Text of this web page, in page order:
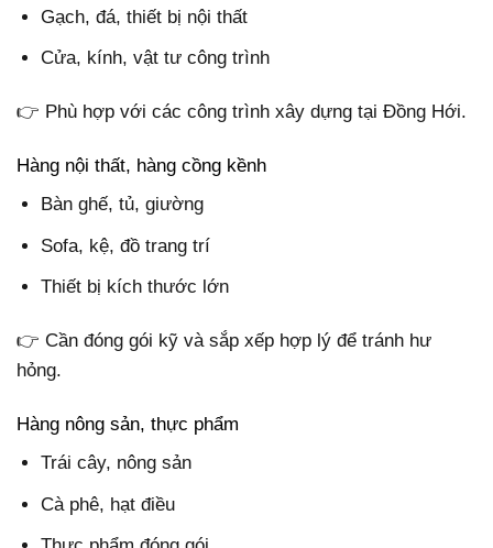
Gạch, đá, thiết bị nội thất
Cửa, kính, vật tư công trình
👉 Phù hợp với các công trình xây dựng tại Đồng Hới.
Hàng nội thất, hàng cồng kềnh
Bàn ghế, tủ, giường
Sofa, kệ, đồ trang trí
Thiết bị kích thước lớn
👉 Cần đóng gói kỹ và sắp xếp hợp lý để tránh hư
hỏng.
Hàng nông sản, thực phẩm
Trái cây, nông sản
Cà phê, hạt điều